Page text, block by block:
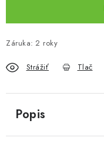
Záruka: 2 roky
Tlač
Strážiť
Popis